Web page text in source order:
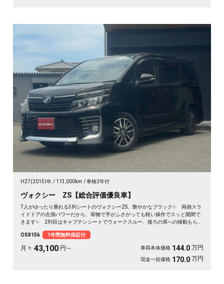
H27(2015)年 113,000km 車検2年付
ヴォクシー ZS【総合評価優良車】
7人がゆったり乗れる3列シートのヴォクシーZS、艶やかなブラック✨ 両側スラ
イドドアの左側パワーだから、荷物で手がふさがっても軽い操作でスッと開閉で
きます✨ 2列目はキャプテンシートでウォークスルー、後ろの席への移動もらく
も、仕事道具の積み込みも、この一台で快適にこなせます🎵 細部まで丁寧に手
入れされた綺麗な一台、《1年保証付》で毎日を支えます🚗
OS8156 1年間無料保証付
月々 43,100 円～ 車両本体価格 144.0 万円
現金一括価格 170.0 万円